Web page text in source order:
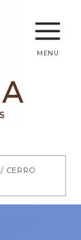
menu
/ Cerro